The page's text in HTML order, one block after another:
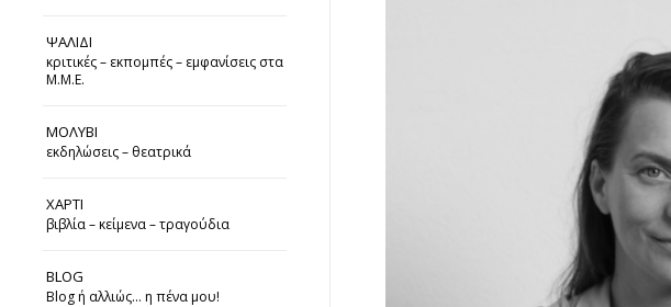
ΨΑΛΙΔΙ
κριτικές – εκπομπές – εμφανίσεις στα
Μ.Μ.Ε.
ΜΟΛΥΒΙ
εκδηλώσεις – θεατρικά
ΧΑΡΤΙ
βιβλία – κείμενα – τραγούδια
BLOG
Blog ή αλλιώς… η πένα μου!